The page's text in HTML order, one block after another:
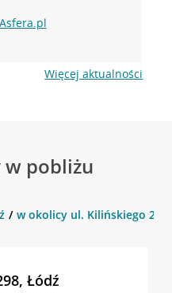
Więcej aktualności
pobliżu
w okolicy ul. Kilińskiego 296
Łódź